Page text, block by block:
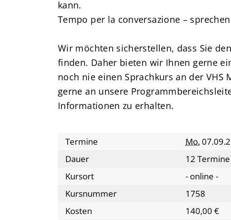
kann.
Tempo per la conversazione –
Wir möchten sicherstellen, dass Sie
finden. Daher bieten wir Ihnen gerne
noch nie einen Sprachkurs an der
gerne an unsere
Informationen zu erhalten.
Termine Mo.
Dauer
12
Kursort
- online -
Kursnummer
1758
Kosten
140,00 €